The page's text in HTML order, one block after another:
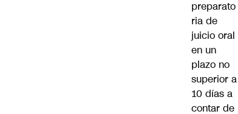
preparato
ria de
juicio oral
en un
plazo no
superior a
10 días a
contar de